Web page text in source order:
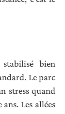
bien
Le parc
stress quand
Les allées